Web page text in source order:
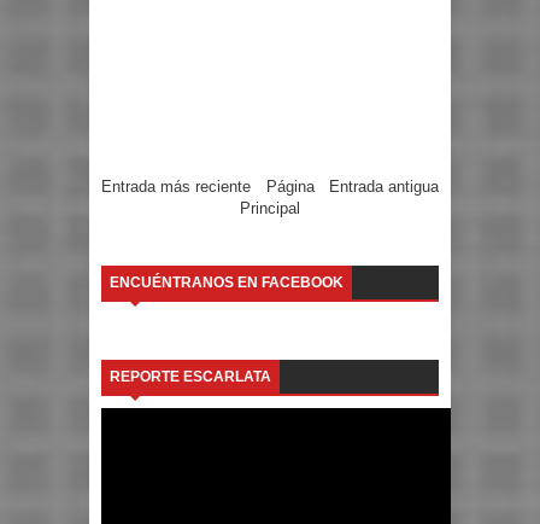
Entrada más reciente Entrada antigua
Página
Principal
ENCUÉNTRANOS EN FACEBOOK
REPORTE ESCARLATA